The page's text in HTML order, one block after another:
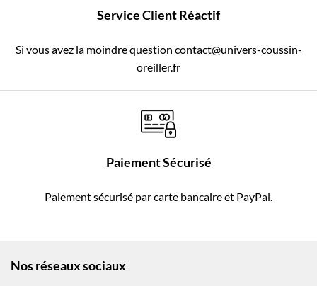
Service Client Réactif
Si vous avez la moindre question contact@univers-coussin-
oreiller.fr
Paiement Sécurisé
Paiement sécurisé par carte bancaire et PayPal.
Nos réseaux sociaux